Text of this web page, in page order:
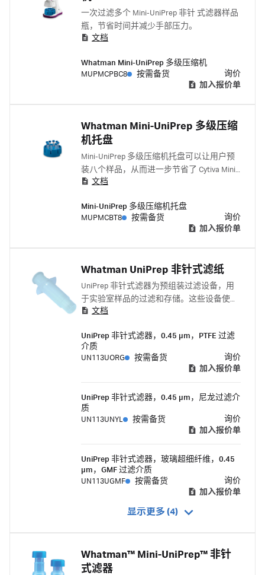
一次过滤多个 Mini-UniPrep 非针 式滤器样品
瓶，节省时间并减少手部压力。
文档
Whatman Mini-UniPrep 多级压缩机
MUPMCPBC8
按需备货
询价
加入报价单
Whatman Mini-UniPrep 多级压缩
机托盘
Mini-UniPrep 多级压缩机托盘可以让用户预
装八个样品，从而进一步节省了 Cytiva Mini-
UniPrep 非针过滤系列的时间。
文档
Mini-UniPrep 多级压缩机托盘
MUPMCBT8
按需备货
询价
加入报价单
Whatman UniPrep 非针式滤纸
UniPrep 非针式滤器为预组装过滤设备，用
于实验室样品的过滤和存储。这些设备使用
快捷方便，集柱塞、滤器和小瓶于一体。它
的过滤装置。
文档
UniPrep 非针式滤器，0.45 µm，PTFE 过滤
介质
UN113UORG
按需备货
询价
加入报价单
UniPrep 非针式滤器，0.45 µm，尼龙过滤介
质
UN113UNYL
按需备货
询价
加入报价单
UniPrep 非针式滤器，玻璃超细纤维，0.45
µm，GMF 过滤介质
UN113UGMF
按需备货
询价
加入报价单
显示更多 (4)
Whatman™ Mini-UniPrep™ 非针
式滤器